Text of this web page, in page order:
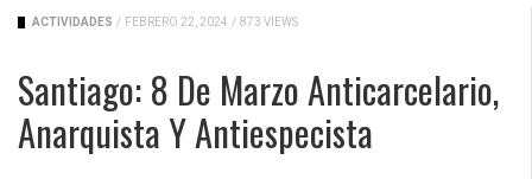
ACTIVIDADES / FEBRERO 22, 2024 / 873 VIEWS
Santiago: 8 De Marzo Anticarcelario,
Anarquista Y Antiespecista